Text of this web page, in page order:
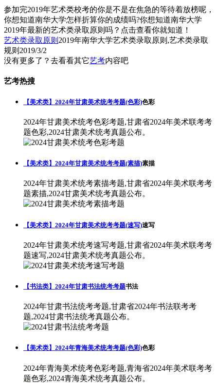
参加完2019年艺术类校考的你是不是在焦急的等待着放榜呢，
你想知道南华大学怎样折算你的成绩吗?你想知道南华大学
2019年最新的艺术类录取原则吗？点击查看你就知道！
艺术类录取原则 2019年南华大学艺术类录取原则,艺术类录取
规则 2019/3/2
没有更多了？去看看其它艺考内容吧
艺考热搜
【美术类】2024年甘肃美术统考考题(色彩)色彩
2024年甘肃美术统考色彩考题,甘肃省2024年美术联考考
题色彩,2024甘肃美术统考真题公布。
【美术类】2024年甘肃美术统考考题(素描)素描
2024年甘肃美术统考素描考题,甘肃省2024年美术联考考
题素描,2024甘肃美术统考真题公布。
【美术类】2024年甘肃美术统考考题(速写)速写
2024年甘肃美术统考速写考题,甘肃省2024年美术联考考
题速写,2024甘肃美术统考真题公布。
【书法类】2024年甘肃书法统考考题书法
2024年甘肃书法统考考题,甘肃省2024年书法联考考
题,2024甘肃书法统考真题公布。
【美术类】2024年青海美术统考考题(色彩)色彩
2024年青海美术统考色彩考题,青海省2024年美术联考考
题色彩,2024青海美术统考真题公布。